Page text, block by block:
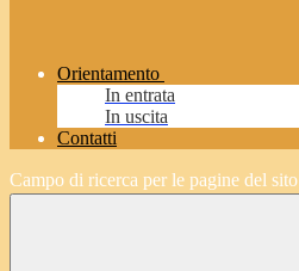
Orientamento
In entrata
In uscita
Contatti
Campo di ricerca per le pagine del sito